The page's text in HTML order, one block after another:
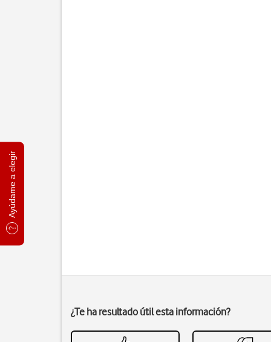
Ayúdame a elegir
¿Te ha resultado útil esta información?